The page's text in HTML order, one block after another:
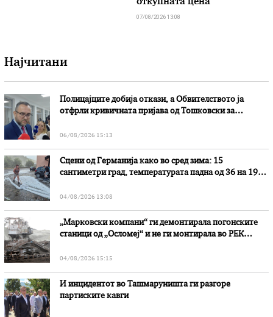
откупната цена
07/08/2026 13:08
Најчитани
Полицајците добија откази, а Обвителството ја
отфрли кривичната пријава од Тошковски за
06/08/2026 15:13
Сцени од Германија како во сред зима: 15
сантиметри град, температурата падна од 36 на 19
04/08/2026 13:08
„Марковски компани“ ги демонтирала погонските
станици од „Осломеј“ и не ги монтирала во РЕК
04/08/2026 15:15
И инцидентот во Ташмаруништa ги разгоре
партиските кавги